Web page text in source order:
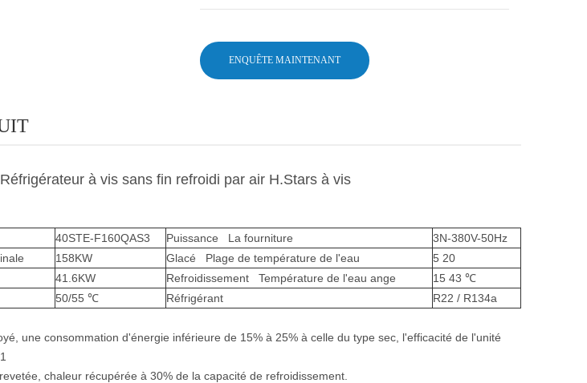
ENQUÊTE MAINTENANT
Réfrigérateur à vis sans fin refroidi par air H.Stars à vis
40STE-F160QAS3 Puissance La fourniture
3N-380V-50Hz
158KW Glacé Plage de température de l'eau
5 20
41.6KW Refroidissement Température de l'eau ange
15 43 ℃
50/55 ℃ Réfrigérant R22 / R134a
une consommation d'énergie inférieure de 15% à 25% à celle du type sec, l'efficacité de l'unité
chaleur récupérée à 30% de la capacité de refroidissement.